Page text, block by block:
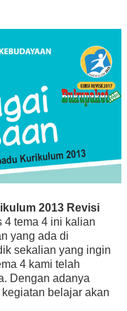
2013 Revisi
4 tema 4 ini kalian
yang ada di
sekalian yang ingin
4 kami telah
Dengan adanya
belajar akan